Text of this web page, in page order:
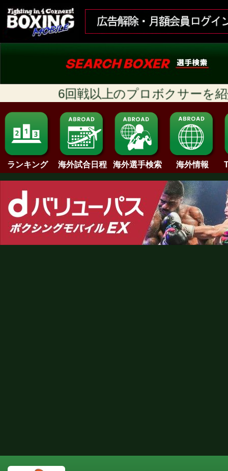
6回戦以上のプロボクサーを紹
ランキング 海外試合日程 海外選手検索 海外情報